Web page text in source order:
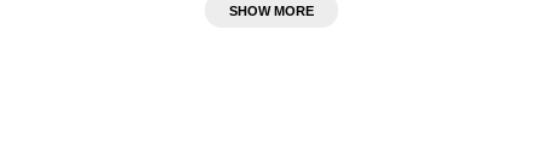
SHOW MORE